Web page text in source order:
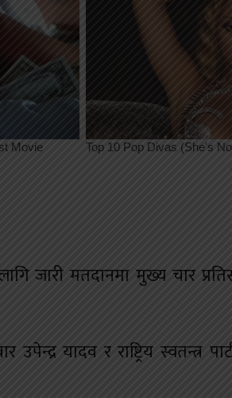
जारी मतदानमा मुख्य चार
उपेन्द्र यादव र राष्ट्रिय स्वतन्त्र